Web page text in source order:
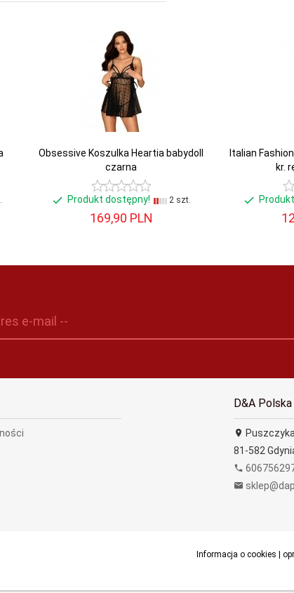
Obsessive Koszulka Heartia babydoll
czarna
Produkt dostępny! 2 szt.
169,90 PLN
Italian
kr.
e-mail --
D&A
81-582
Informacja o cookies